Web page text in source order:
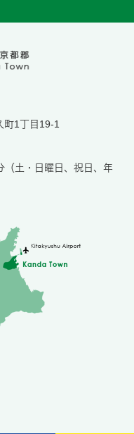
1丁目19-1
（土・日曜日、祝日、年